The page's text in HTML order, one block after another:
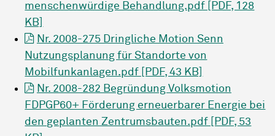
menschenwürdige Behandlung.pdf [PDF, 128
KB]
Nr. 2008-275 Dringliche Motion Senn
Nutzungsplanung für Standorte von
Mobilfunkanlagen.pdf [PDF, 43 KB]
Nr. 2008-282 Begründung Volksmotion
FDPGP60+ Förderung erneuerbarer Energie bei
den geplanten Zentrumsbauten.pdf [PDF, 53